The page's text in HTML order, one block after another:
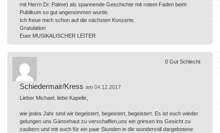
mit Herrn Dr. Palme) als spannende Geschichte mit rotem Faden beim
Publikum so gut angenommen wurde.
Ich freue mich schon auf die nächsten Konzerte.
Gratulation
Euer MUSIKALISCHER LEITER
Schiedermair/Kress am 04.12.2017
Lieber Michael, liebe Kapelle,
wie jedes Jahr sind wir begeistert, begeistert, begeistert. Es ist euch wieder
gelungen uns Gänsehaut zu verschaffen,uns ein grinsen ins Gesicht zu
zaubern und mit euch für ein paar Stunden in die wundervoll dargebotene
0 Gut Schlecht